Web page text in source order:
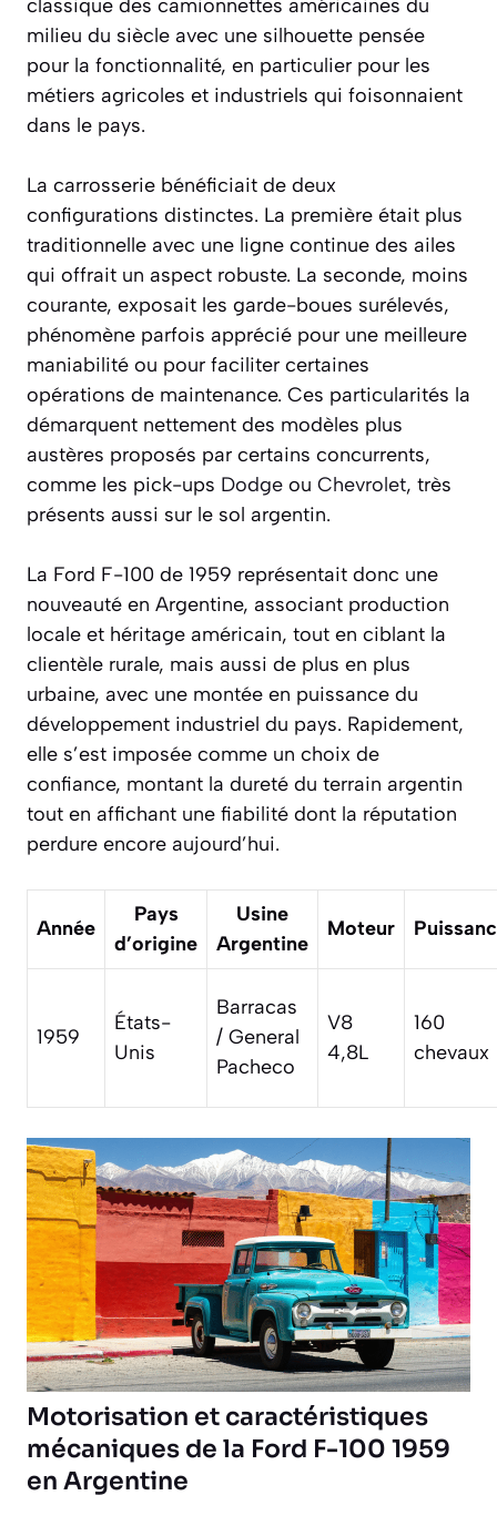
classique des camionnettes américaines du
milieu du siècle avec une silhouette pensée
pour la fonctionnalité, en particulier pour les
métiers agricoles et industriels qui foisonnaient
dans le pays.
La carrosserie bénéficiait de deux
configurations distinctes. La première était plus
traditionnelle avec une ligne continue des ailes
qui offrait un aspect robuste. La seconde, moins
courante, exposait les garde-boues surélevés,
phénomène parfois apprécié pour une meilleure
maniabilité ou pour faciliter certaines
opérations de maintenance. Ces particularités la
démarquent nettement des modèles plus
austères proposés par certains concurrents,
comme les pick-ups Dodge ou Chevrolet, très
présents aussi sur le sol argentin.
La Ford F-100 de 1959 représentait donc une
nouveauté en Argentine, associant production
locale et héritage américain, tout en ciblant la
clientèle rurale, mais aussi de plus en plus
urbaine, avec une montée en puissance du
développement industriel du pays. Rapidement,
elle s’est imposée comme un choix de
confiance, montant la dureté du terrain argentin
tout en affichant une fiabilité dont la réputation
perdure encore aujourd’hui.
Année
Pays
d’origine
Usine
Argentine
Moteur
1959
États-
Unis
Barracas
/ General
Pacheco
V8
4,8L
160
chevaux
Motorisation et caractéristiques
mécaniques de la Ford F-100 1959
en Argentine